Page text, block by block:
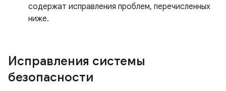
содержат исправления проблем, перечисленных
ниже.
Исправления системы
безопасности